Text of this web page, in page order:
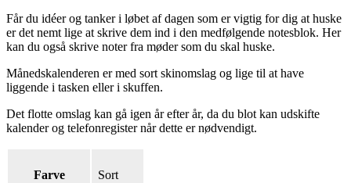
Får du idéer og tanker i løbet af dagen som er vigtig for dig at huske
er det nemt lige at skrive dem ind i den medfølgende notesblok. Her
kan du også skrive noter fra møder som du skal huske.
Månedskalenderen er med sort skinomslag og lige til at have
liggende i tasken eller i skuffen.
Det flotte omslag kan gå igen år efter år, da du blot kan udskifte
kalender og telefonregister når dette er nødvendigt.
Farve Sort